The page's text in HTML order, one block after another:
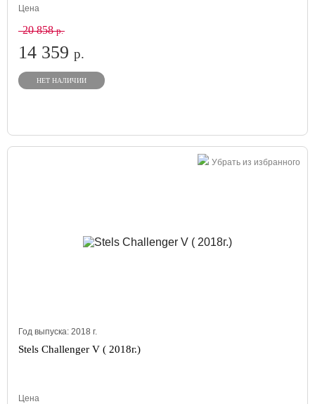
Цена
20 858р.
14 359 р.
НЕТ НАЛИЧИИ
Убрать из избранного
Год выпуска: 2018 г.
Stels Challenger V ( 2018г.)
Цена